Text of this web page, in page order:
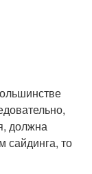
должна
сайдинга, то